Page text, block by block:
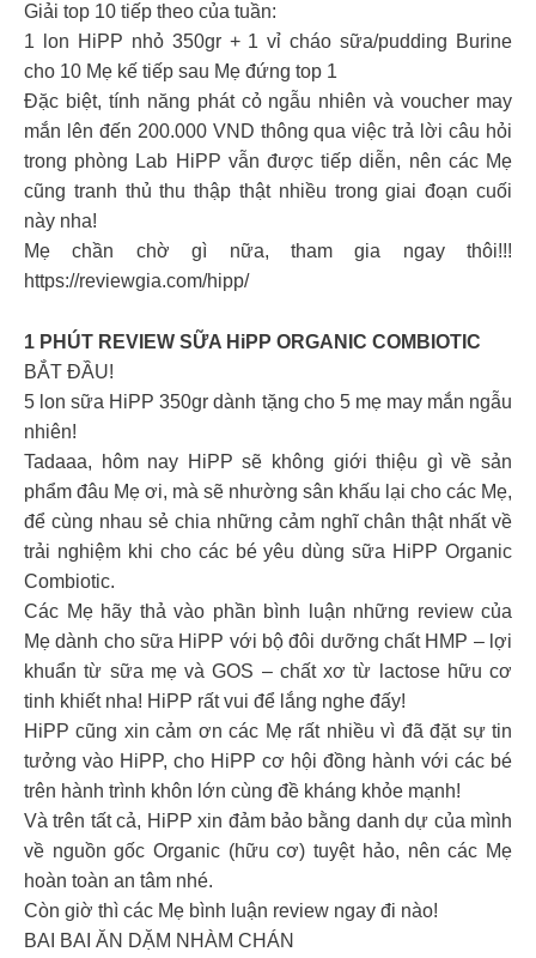
Giải top 10 tiếp theo của tuần:
1 lon HiPP nhỏ 350gr + 1 vỉ cháo sữa/pudding Burine
cho 10 Mẹ kế tiếp sau Mẹ đứng top 1
Đặc biệt, tính năng phát cỏ ngẫu nhiên và voucher may
mắn lên đến 200.000 VND thông qua việc trả lời câu hỏi
trong phòng Lab HiPP vẫn được tiếp diễn, nên các Mẹ
cũng tranh thủ thu thập thật nhiều trong giai đoạn cuối
này nha!
Mẹ chần chờ gì nữa, tham gia ngay thôi!!!
https://reviewgia.com/hipp/
1 PHÚT REVIEW SỮA HiPP ORGANIC COMBIOTIC
BẮT ĐẦU!
5 lon sữa HiPP 350gr dành tặng cho 5 mẹ may mắn ngẫu
nhiên!
Tadaaa, hôm nay HiPP sẽ không giới thiệu gì về sản
phẩm đâu Mẹ ơi, mà sẽ nhường sân khấu lại cho các Mẹ,
để cùng nhau sẻ chia những cảm nghĩ chân thật nhất về
trải nghiệm khi cho các bé yêu dùng sữa HiPP Organic
Combiotic.
Các Mẹ hãy thả vào phần bình luận những review của
Mẹ dành cho sữa HiPP với bộ đôi dưỡng chất HMP – lợi
khuẩn từ sữa mẹ và GOS – chất xơ từ lactose hữu cơ
tinh khiết nha! HiPP rất vui để lắng nghe đấy!
HiPP cũng xin cảm ơn các Mẹ rất nhiều vì đã đặt sự tin
tưởng vào HiPP, cho HiPP cơ hội đồng hành với các bé
trên hành trình khôn lớn cùng đề kháng khỏe mạnh!
Và trên tất cả, HiPP xin đảm bảo bằng danh dự của mình
về nguồn gốc Organic (hữu cơ) tuyệt hảo, nên các Mẹ
hoàn toàn an tâm nhé.
Còn giờ thì các Mẹ bình luận review ngay đi nào!
BAI BAI ĂN DẶM NHÀM CHÁN